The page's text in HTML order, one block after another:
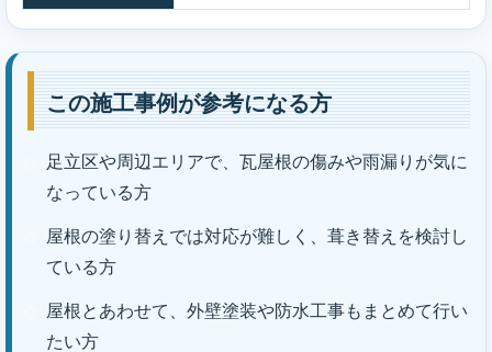
この施工事例が参考になる方
足立区や周辺エリアで、瓦屋根の傷みや雨漏りが気に
なっている方
屋根の塗り替えでは対応が難しく、葺き替えを検討し
ている方
屋根とあわせて、外壁塗装や防水工事もまとめて行い
たい方